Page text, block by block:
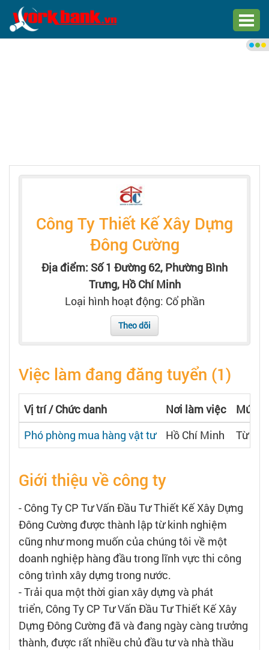
Trang chủ
Tạo hồ sơ
Cẩm nang việc làm
Bạn cần tuyển người
Nhà tuyển dụng
Công Ty Thiết Kế Xây Dựng
Đông Cường
Địa điểm: Số 1 Đường 62, Phường Bình
Trưng, Hồ Chí Minh
Loại hình hoạt động: Cổ phần
Theo dõi
Việc làm đang đăng tuyển (1)
Vị trí / Chức danh Nơi làm việc
Mức
Phó phòng mua hàng vật tư
Hồ Chí Minh Từ 18
Giới thiệu về công ty
- Công Ty CP Tư Vấn Đầu Tư Thiết Kế Xây Dựng
Đông Cường được thành lập từ kinh nghiệm
cũng như mong muốn của chúng tôi về một
doanh nghiệp hàng đầu trong lĩnh vực thi công
công trình xây dựng trong nước.
- Trải qua một thời gian xây dựng và phát
triển, Công Ty CP Tư Vấn Đầu Tư Thiết Kế Xây
Dựng Đông Cường đã và đang ngày càng trưởng
thành, được rất nhiều chủ đầu tư và nhà thầu